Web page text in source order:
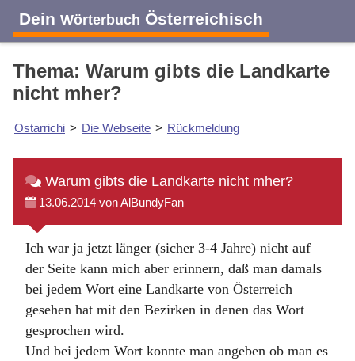
Dein Wörterbuch Österreichisch
Thema: Warum gibts die Landkarte
nicht mher?
Ostarrichi > Die Webseite > Rückmeldung
Warum gibts die Landkarte nicht mher?
13.06.2014 von AlBundyFan
Ich war ja jetzt länger (sicher 3-4 Jahre) nicht auf
der Seite kann mich aber erinnern, daß man damals
bei jedem Wort eine Landkarte von Österreich
gesehen hat mit den Bezirken in denen das Wort
gesprochen wird.
Und bei jedem Wort konnte man angeben ob man es